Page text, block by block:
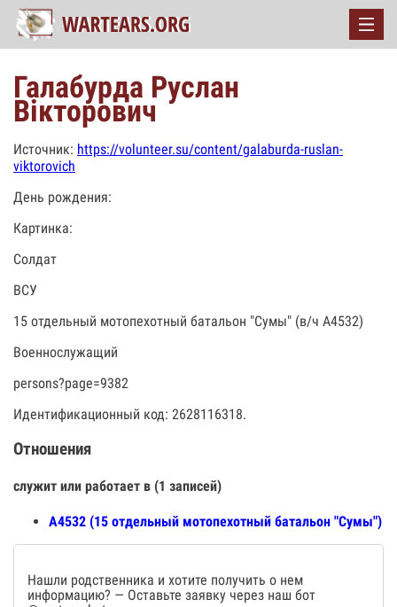
Галабурда Руслан
Вікторович
Источник: https://volunteer.su/content/galaburda-ruslan-
viktorovich
День рождения:
Картинка:
Солдат
ВСУ
15 отдельный мотопехотный батальон "Сумы" (в/ч А4532)
Военнослужащий
persons?page=9382
Идентификационный код: 2628116318.
Отношения
служит или работает в (1 записей)
А4532 (15 отдельный мотопехотный батальон "Сумы")
Нашли родственника и хотите получить о нем
информацию? — Оставьте заявку через наш бот